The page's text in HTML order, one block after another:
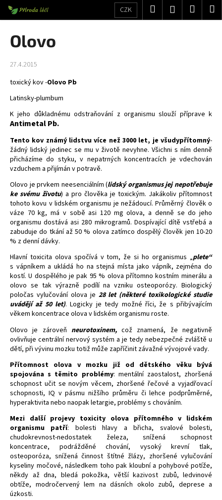
Přejít
obsah
CZK HledatPřihlášení
Olovo
27.4.2015
toxický kov -Olovo Pb
Latinsky-plumbum
K jeho důkladnému odstraňování z organismu slouží příprave k
Antimetal Pb.
Tento kov známý lidstvu více než 3000 let, je všudypřítomný-
žádný lidský jedinec se mu v životě nevyhne. Všichni s ním denně
přicházíme do styku, v nepatrných koncentracích je vdechován
vzduchem a přijímán v potravě.
Olovo je prvkem neesenciálním (lidský organismus jej nepotřebuje
ke svému životu) a pro člověka je toxickým. Jakákoliv přítomnost
tohoto kovu v lidském organismu je nežádoucí. Průměrný člověk o
váze 70 kg, má v sobě asi 120 mg olova, a denně se do jeho
organismu dostává asi 280 mikrogramů. Dospívající dítě vstřebá a
zabuduje do tkání až 50 % olova zatímco dospělý člověk jen 10-20
% z denní dávky.
Hlavní toxicita olova spočívá v tom, že si ho organismus „plete“
s vápníkem a ukládá ho na stejná místa jako vápník, zejména do
kostí. U dospělého je pak 95 % olova přítomno kostním minerálu a
olovo se tak výrazně podílí na vzniku osteoporózy. Biologický
poločas vylučování olova je 28 let (některé toxikologické studie
uvádějí až 50 let). Logicky je tedy možné říci, že s přibývajícím
věkem koncentrace olova v lidském organismu roste.
Olovo je zároveň neurotoxinem,což znamená, že negativně
ovlivňuje centrální nervový systém a je tedy nebezpečné zvláště u
dětí, při vývinu mozku totiž může zapříčinit závažné vývojové vady.
Přítomnost olova v mozku již od dětského věku bývá
spojována s těmito problémy: mentální zaostalost, zhoršená
schopnost učit se novým věcem, zhoršené řečové a vyjadřovací
schopnosti, IQ v pásmu nižšího průměru či lehce podprůměrné,
hyperaktivita nebo naopak letargie, problémy s chováním.
Mezi další projevy toxicity olova přítomného v lidském
organismu patří: bolesti hlavy a břicha, svalové bolesti,
chudokrevnost-nedostatek železa, snížená schopnost
koncentrace, podrážděné chování, vysoký krevní tlak,
osteoporóza, snížená činnost štítné žlázy, zhoršené vylučování
kyseliny močové, následkem toho pak kloubní a pohybové potíže,
někdy až dna, bledá pokožka, větší kazivost zubů, ledvinové
obtíže, modročervený lem na dásních okolo zubů, deprese a
úzkosti.
o
o
p
o
ř
b
u
j
e
t
e
n
a
j
í
t
?
HLEDAT
D
o
p
o
r
u
č
u
j
e
m